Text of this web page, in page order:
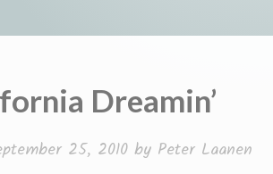
Dreamin’
25, 2010 by Peter Laanen